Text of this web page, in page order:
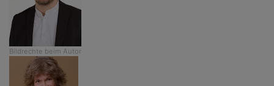
Bildrechte beim Autor